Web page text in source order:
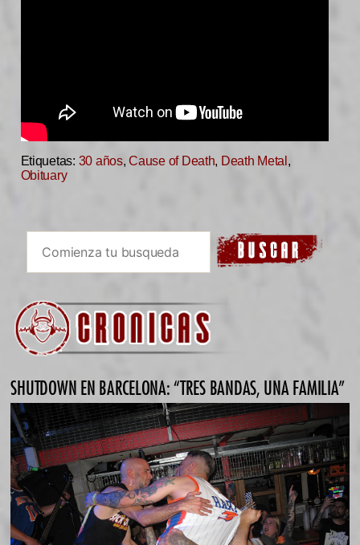
Etiquetas: 30 años,Cause of Death, Death Metal ,
Obituary
SHUTDOWN EN BARCELONA: “TRES BANDAS, UNA FAMILIA”